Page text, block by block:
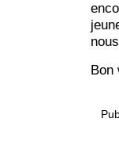
Bon